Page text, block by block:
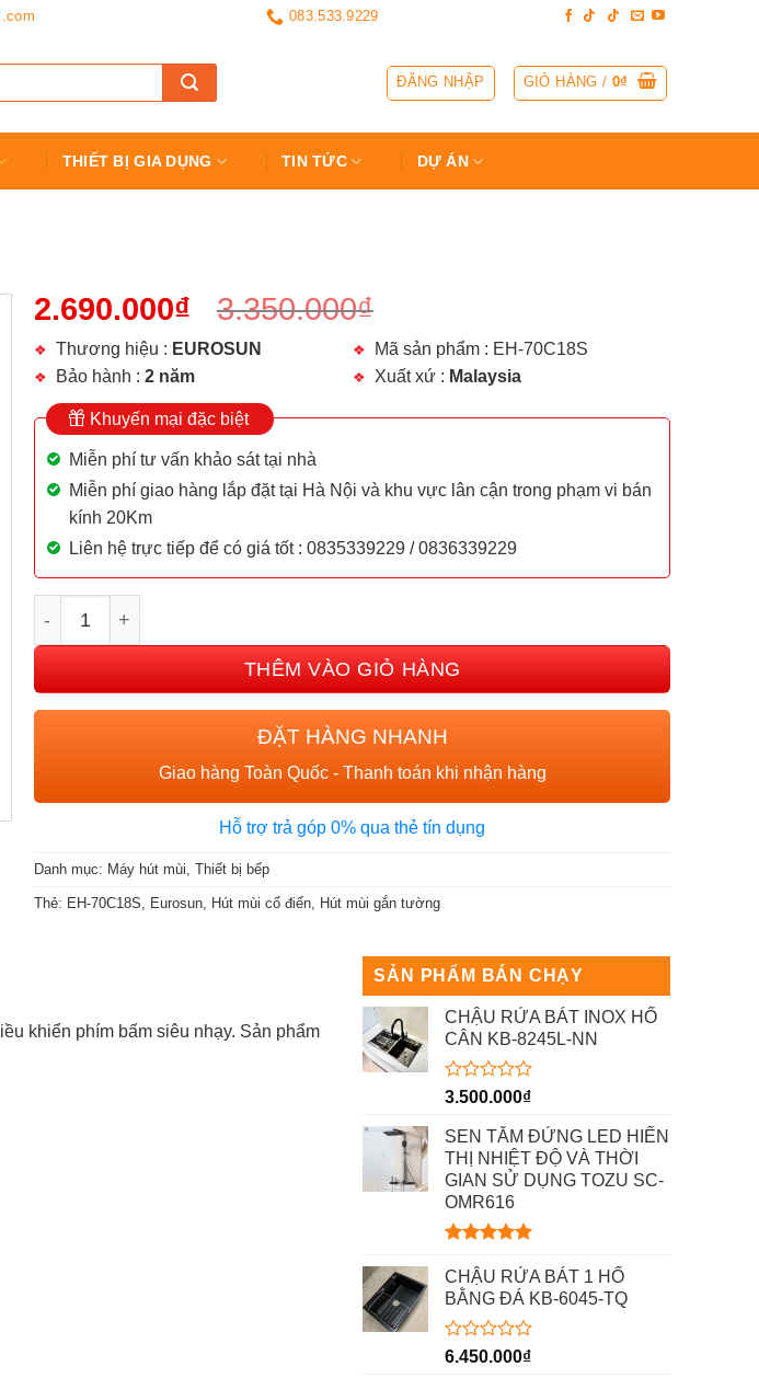
083.533.9229
ĐĂNG NHẬP GIỎ HÀNG / 0₫
THIẾT BỊ GIA DỤNG TIN TỨC DỰ ÁN
2.690.000₫ 3.350.000₫
Thương hiệu : EUROSUN
Bảo hành : 2 năm
Mã sản phẩm : EH-70C18S
Xuất xứ : Malaysia
Khuyến mại đặc biệt
Miễn phí tư vấn khảo sát tại nhà
Miễn phí giao hàng lắp đặt tại Hà Nội và khu vực lân cận trong phạm vi bán
kính 20Km
Liên hệ trực tiếp để có giá tốt : 0835339229 / 0836339229
THÊM VÀO GIỎ HÀNG
ĐẶT HÀNG NHANH
Giao hàng Toàn Quốc - Thanh toán khi nhận hàng
Hỗ trợ trả góp 0% qua thẻ tín dụng
Danh mục: Máy hút mùi, Thiết bị bếp
Thẻ: EH-70C18S, Eurosun, Hút mùi cổ điển, Hút mùi gắn tường
khiển phím bấm siêu nhạy. Sản phẩm
SẢN PHẨM BÁN CHẠY
CHẬU RỬA BÁT INOX HỐ
CÂN KB-8245L-NN
Được
hạng
0
5
sao
3.500.000₫
SEN TẮM ĐỨNG LED HIỂN
THỊ NHIỆT ĐỘ VÀ THỜI
GIAN SỬ DỤNG TOZU SC-
OMR616
hạng 5.00
5 sao
CHẬU RỬA BÁT 1 HỐ
BẰNG ĐÁ KB-6045-TQ
Được
6.450.000₫